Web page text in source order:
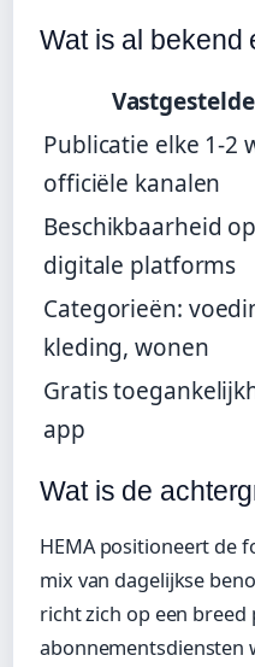
Wat is al bekend
Publicatie elke 1-2
officiële kanalen
Beschikbaarheid
digitale platforms
Categorieën:
kleding, wonen
Gratis
app
Wat is de
HEMA positioneert de
mix van dagelijkse
richt zich op een
abonnementsdiensten